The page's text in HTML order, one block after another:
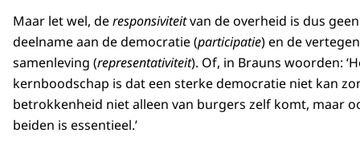
Maar let wel, deresponsiviteitvan de overheid is dus
deelname aan de democratie (participatie) en de
samenleving (representativiteit). Of, in Brauns woorden:
kernboodschap is dat een sterke democratie niet kan
betrokkenheid niet alleen van burgers zelf komt, maar
beiden is essentieel.’